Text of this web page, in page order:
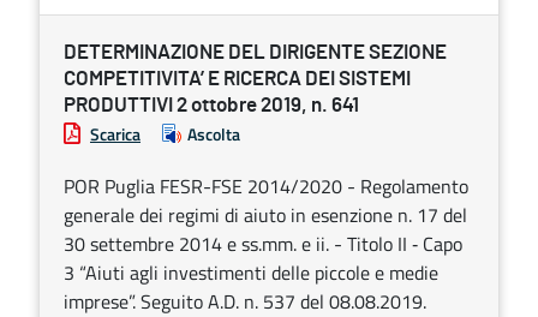
DETERMINAZIONE DEL DIRIGENTE SEZIONE
COMPETITIVITA’ E RICERCA DEI SISTEMI
PRODUTTIVI 2 ottobre 2019, n. 641
Scarica Ascolta
POR Puglia FESR-FSE 2014/2020 - Regolamento
generale dei regimi di aiuto in esenzione n. 17 del
30 settembre 2014 e ss.mm. e ii. - Titolo II ‐ Capo
3 “Aiuti agli investimenti delle piccole e medie
imprese”. Seguito A.D. n. 537 del 08.08.2019.